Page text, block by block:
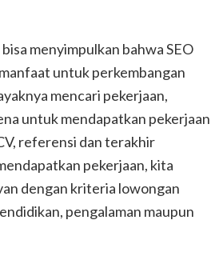
menyimpulkan bahwa SEO
untuk perkembangan
mencari pekerjaan,
untuk mendapatkan pekerjaan
referensi dan terakhir
pekerjaan, kita
dengan kriteria lowongan
pengalaman maupun